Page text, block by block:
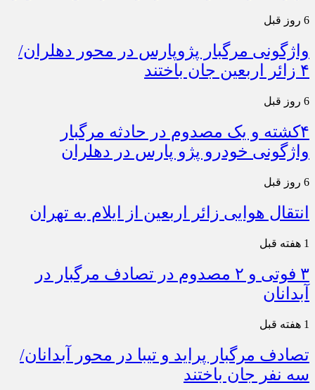
6 روز قبل
واژگونی مرگبار پژوپارس در محور دهلران/
۴ زائر اربعین جان باختند
6 روز قبل
۴کشته و یک مصدوم در حادثه مرگبار
واژگونی خودرو پژو پارس در دهلران
6 روز قبل
انتقال هوایی زائر اربعین از ایلام به تهران
1 هفته قبل
۳ فوتی و ۲ مصدوم در تصادف مرگبار در
آبدانان
1 هفته قبل
تصادف مرگبار پراید و تیبا در محور آبدانان/
سه نفر جان باختند